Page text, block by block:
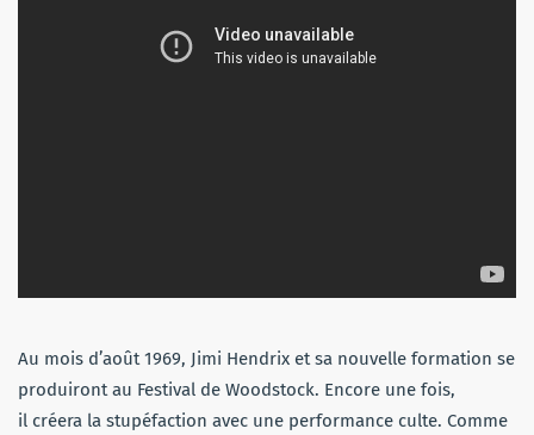
Au mois d’août 1969, Jimi Hendrix et sa nouvelle formation se
produiront au Festival de Woodstock. Encore une fois,
il créera la stupéfaction avec une performance culte. Comme